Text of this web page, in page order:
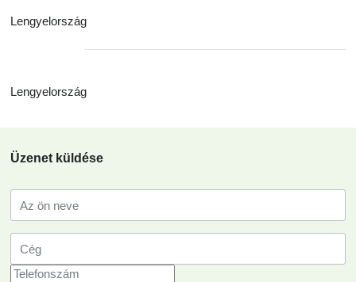
Lengyelország
Lengyelország
Üzenet küldése